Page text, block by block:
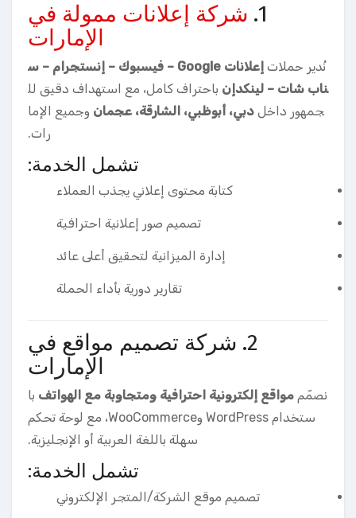
شركة إعلانات ممولة في
الإمارات
نُدير حملات
إعلانات Google – فيسبوك – إنستجرام – س
ناب شات – لينكدإن باحتراف كامل، مع استهداف دقيق لل
جمهور داخل دبي، أبوظبي، الشارقة، عجمان وجميع الإما
رات.
تشمل الخدمة:
كتابة محتوى إعلاني يجذب العملاء
تصميم صور إعلانية احترافية
إدارة الميزانية لتحقيق أعلى عائد
تقارير دورية بأداء الحملة
2. شركة تصميم مواقع في
الإمارات
نصمّم مواقع إلكترونية احترافية ومتجاوبة مع الهواتف با
ستخدام WordPress وWooCommerce، مع لوحة تحكم
سهلة باللغة العربية أو الإنجليزية.
تشمل الخدمة:
تصميم موقع الشركة/المتجر الإلكتروني